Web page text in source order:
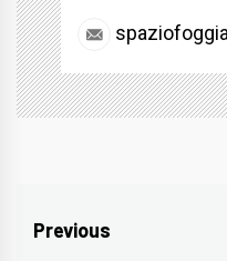
Navigazione
Previous